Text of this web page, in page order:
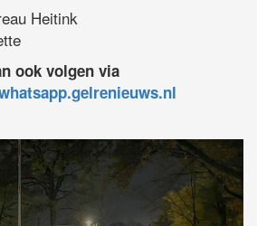
Heitink
ook volgen via